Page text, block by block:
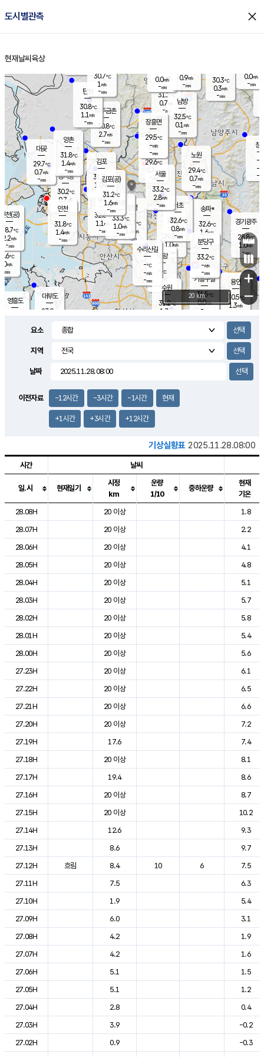
도시별관측 close
홈
현재날씨 육상
의도
℃
m/s
mm
영흥도
양주
31.2℃
0.7
-mm
과천
29.8℃
1.0m/s
- mm
용인
30.5℃
1.3m/s
경기광주
28.8℃
1.0m/s
-mm
2.1m/s
대부도
27.9
경서동
30.2℃
0.7 m/s
-mm
파주금촌
30.8℃
2.7m/s
-mm
30.3℃
0.3m/s
-mm
대곶
29.7℃
0.7m/s
-mm
창
-
-m/
-
탄현
30.8℃
1.1 m/s
-mm
0.0m/s
-mm
의왕
- ℃
m/s
mm
김포
31.7℃
1.0 m/s
mm
광명
33.7 ℃
1.4 m/s
-mm
부천
32.6℃
1.1 m/s
-mm
양촌
31.8℃
1.4m/s
-mm
구로
33.3℃
1.0m/s
-mm
은평
29.6℃
0.7 m/s
- mm
노원
29.4℃
0.7m/s
-mm
송파*
32.6℃
1.6m/s
-mm
서초
32.6℃
0.8m/s
-mm
남방
32.5℃
0.1 m/s
-mm
기흥구갈
31.5℃
0.0m/s
-
수리산길
-℃
-m/s
-mm
분당구
33.2℃
-m/s
-mm
장흥면
29.5℃
-m/s
-mm
0.0m/s
-mm
인천(공)
28.7℃
2.2m/s
-mm
김포(공)
31.2℃
1.6m/s
-mm
수원
31.2℃
1.7 m/s
인천
31.8℃
1.4m/s
-mm
서울
33.2℃
2.8m/s
-mm
30.7℃
1 m/s
-mm
0.9m/s
-mm
+
−
20 km
요소
지역
날짜
이전자료 -12시간 -3시간 -1시간 현재
+1시간 +3시간 +12시간
기상실황표 2025.11.28.08:00
도시별 기상실황표로 지점, 날씨, 기온, 강수, 바람, 기압등을 안내한 표입
시간 날씨
일.시 현재일기
시정
km
운량
1/10
중하운량
현재
기온
28.08H
20 이상
1.8
28.07H
20 이상
2.2
28.06H
20 이상
4.1
28.05H
20 이상
4.8
28.04H
20 이상
5.1
28.03H
20 이상
5.7
28.02H
20 이상
5.8
28.01H
20 이상
5.4
28.00H
20 이상
5.6
27.23H
20 이상
6.1
27.22H
20 이상
6.5
27.21H
20 이상
6.6
27.20H
20 이상
7.2
27.19H
17.6
7.4
27.18H
20 이상
8.1
27.17H
19.4
8.6
27.16H
20 이상
8.7
27.15H
20 이상
10.2
27.14H
12.6
9.3
27.13H
8.6
9.7
27.12H
흐림 8.4 10 6
7.5
27.11H
7.5
6.3
27.10H
1.9
5.4
27.09H
6.0
3.1
27.08H
4.2
1.9
27.07H
4.2
1.6
27.06H
5.1
1.5
27.05H
5.1
1.2
27.04H
2.8
0.4
27.03H
3.9
-0.2
27.02H
0.9
-0.3